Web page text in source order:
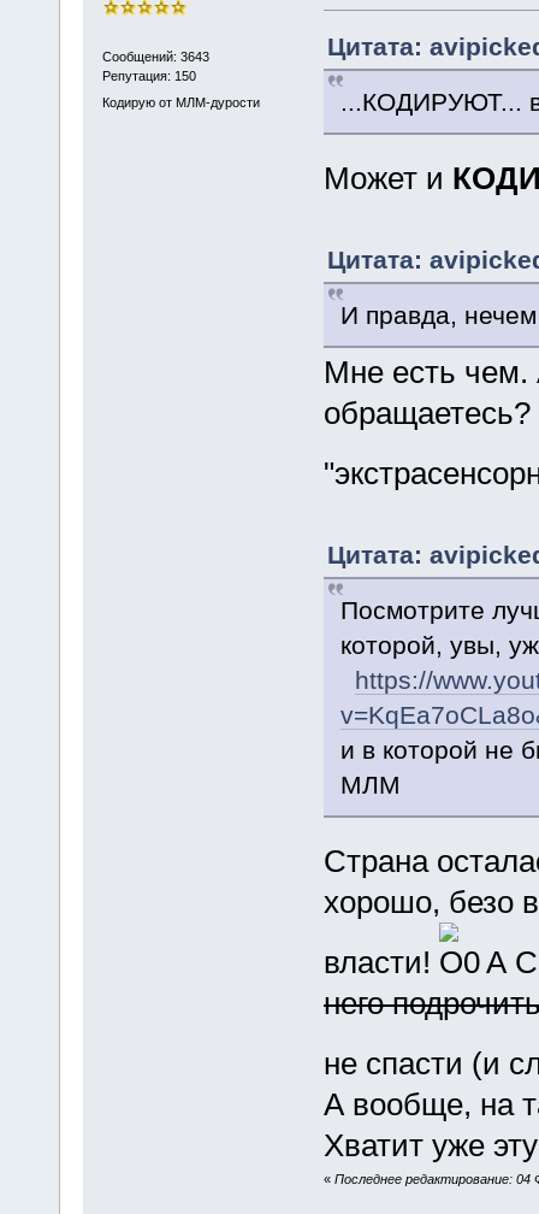
Сообщений: 3643
Репутация: 150
Кодирую от МЛМ-дурости
Цитата:
...КОДИРУЮТ...
Может и
Цитата:
И правда, нечем
Мне есть чем.
Цитата:
Посмотрите
которой, увы,
https://
и в которой не
МЛМ
Страна
хорошо, безо
власти!
А
него
не спасти (и
А вообще, на
Хватит уже
« Последнее редактирование: